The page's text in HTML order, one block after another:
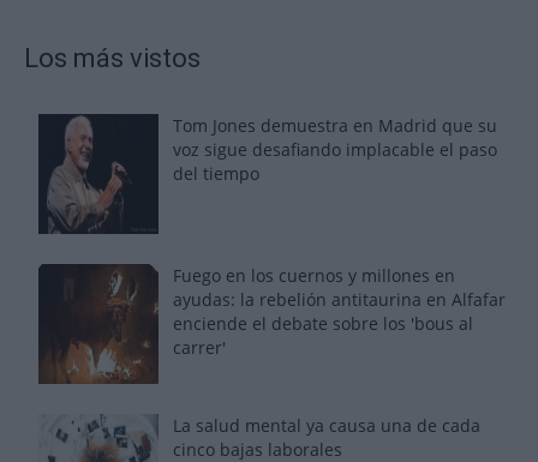
Los más vistos
Tom Jones demuestra en Madrid que su
voz sigue desafiando implacable el paso
del tiempo
Fuego en los cuernos y millones en
ayudas: la rebelión antitaurina en Alfafar
enciende el debate sobre los 'bous al
carrer'
La salud mental ya causa una de cada
cinco bajas laborales